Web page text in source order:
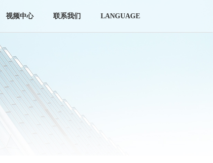
视频中心 联系我们 LANGUAGE